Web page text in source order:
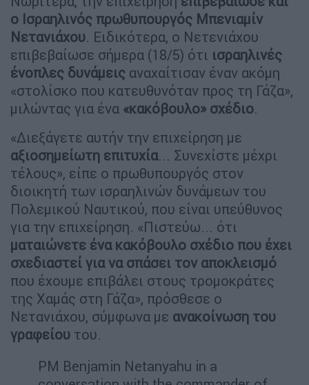
ο Ισραηλινός πρωθυπουργός Μπενιαμίν
Νετανιάχου. Ειδικότερα, ο Νετενιάχου
επιβεβαίωσε σήμερα (18/5) ότι ισραηλινές
ένοπλες δυνάμεις αναχαίτισαν έναν ακόμη
«στολίσκο που κατευθυνόταν προς τη Γάζα»,
μιλώντας για ένα «κακόβουλο» σχέδιο.
«Διεξάγετε αυτήν την επιχείρηση με
αξιοσημείωτη επιτυχία... Συνεχίστε μέχρι
τέλους», είπε ο πρωθυπουργός στον
διοικητή των ισραηλινών δυνάμεων του
Πολεμικού Ναυτικού, που είναι υπεύθυνος
για την επιχείρηση. «Πιστεύω... ότι
ματαιώνετε ένα κακόβουλο σχέδιο που έχει
σχεδιαστεί για να σπάσει τον αποκλεισμό
που έχουμε επιβάλει στους τρομοκράτες
της Χαμάς στη Γάζα», πρόσθεσε ο
Νετανιάχου, σύμφωνα με ανακοίνωση του
γραφείου του.
PM Benjamin Netanyahu in a